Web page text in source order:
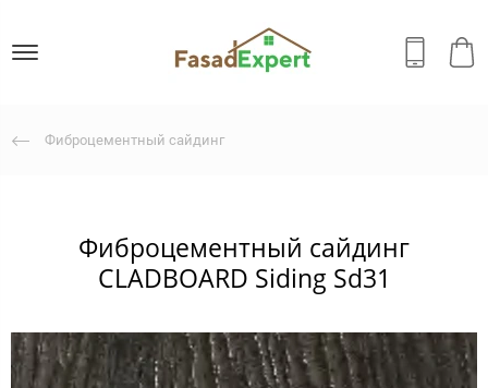
Фиброцементный сайдинг
Фиброцементный сайдинг
CLADBOARD Siding Sd31